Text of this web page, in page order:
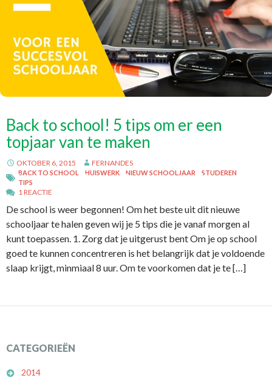
Back to school! 5 tips om er een
topjaar van te maken
OKTOBER 6, 2015 FERNANDES
BACK TO SCHOOL HUISWERK NIEUW SCHOOLJAAR
STUDEREN
TIPS
1 REACTIE
De school is weer begonnen! Om het beste uit dit nieuwe
schooljaar te halen geven wij je 5 tips die je vanaf morgen al
kunt toepassen. 1. Zorg dat je uitgerust bent Om je op school
goed te kunnen concentreren is het belangrijk dat je voldoende
slaap krijgt, minmiaal 8 uur. Om te voorkomen dat je te […]
CATEGORIEËN
2014